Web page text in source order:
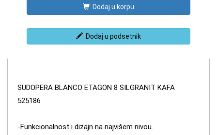
Dodaj u korpu
Dodaj u podsetnik
SUDOPERA BLANCO ETAGON 8 SILGRANIT KAFA
525186
-Funkcionalnost i dizajn na najvišem nivou.